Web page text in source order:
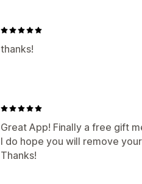
thanks!
Great App! Finally a free gift
I do hope you will remove
Thanks!